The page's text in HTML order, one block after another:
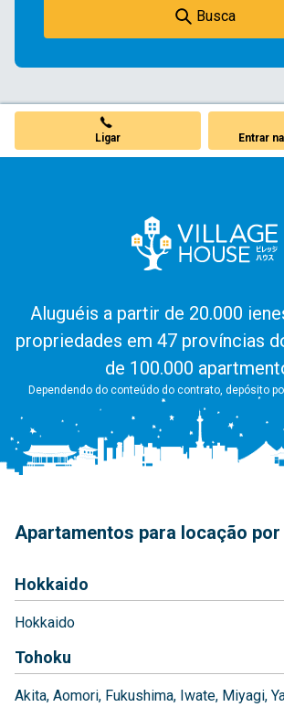
Busca
Ligar Entrar
Aluguéis a partir de 20.000
propriedades em 47 províncias
de 100.000
Dependendo do conteúdo do contrato, depósito
Apartamentos para locação
Hokkaido
Hokkaido
Tohoku
Akita Aomori Fukushima Iwate Miyagi